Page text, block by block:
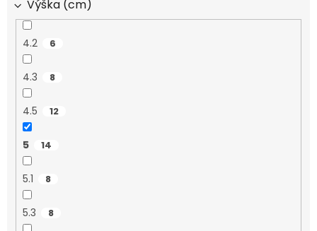
Výška (cm)
4.2 6
4.3 8
4.5 12
5 14
5.1 8
5.3 8